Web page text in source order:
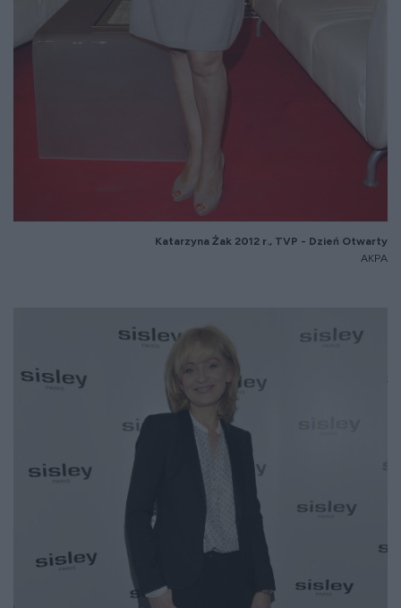
Katarzyna Żak 2012 r., TVP - Dzień Otwarty
AKPA